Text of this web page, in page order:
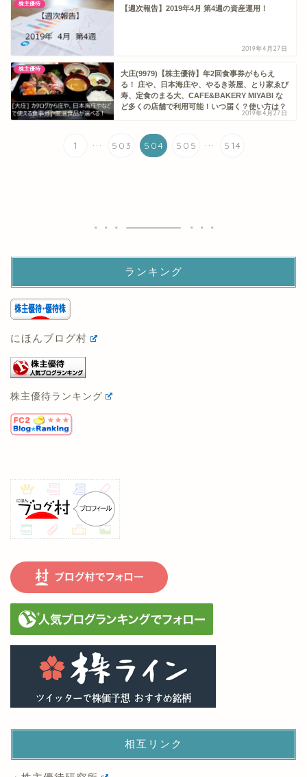
株主優待
【週次報告】2019年4月 第4週の資産運用！
2019年4月27日
株主優待
大庄(9979)【株主優待】年2回食事券がもらえ
る！ 庄や、日本海庄や、やるき茶屋、とり家ゑび
寿、定食のまる大、CAFE&BAKERY MIYABI な
ど多くの店舗で利用可能！いつ届く？使い方は？
2019年4月27日
1 ... 503 504 505 ... 514
ランキング
にほんブログ村
株主優待ランキング
相互リンク